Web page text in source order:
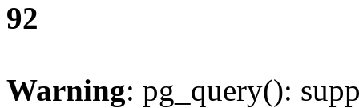
92
Warning: pg_query():